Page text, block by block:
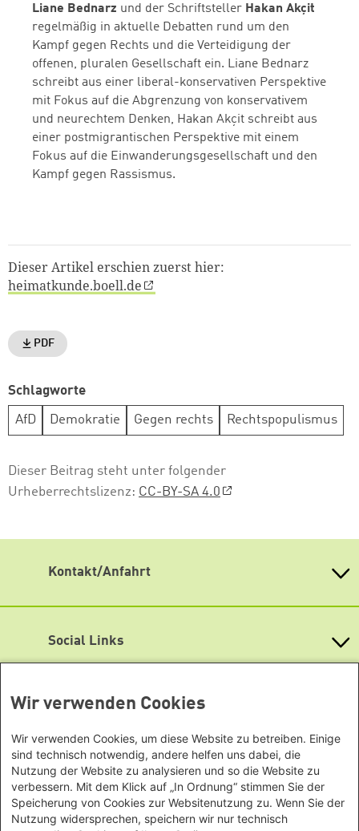
Liane Bednarz und der Schriftsteller Hakan Akçit
regelmäßig in aktuelle Debatten rund um den
Kampf gegen Rechts und die Verteidigung der
offenen, pluralen Gesellschaft ein. Liane Bednarz
schreibt aus einer liberal-konservativen Perspektive
mit Fokus auf die Abgrenzung von konservativem
und neurechtem Denken, Hakan Akçit schreibt aus
einer postmigrantischen Perspektive mit einem
Fokus auf die Einwanderungsgesellschaft und den
Kampf gegen Rassismus.
Dieser Artikel erschien zuerst hier:
heimatkunde.boell.de
PDF
Schlagworte
AfD Demokratie Gegen rechts Rechtspopulismus
Dieser Beitrag steht unter folgender
Urheberrechtslizenz: CC-BY-SA 4.0
Kontakt/Anfahrt
70182 Stuttgart
boell-bw.de
Newsletter abonnieren
Social Links
Facebook
Instagram
LinkedIn
Mastodon
Podigee
Heinrich-Böll-Stiftungen
Heinrich-Böll-Stiftung e.V.
Bundesstiftung
Heinrich-Böll-Stiftungen in den
Bundesländern
Baden-Württemberg
Internationale Büros
Asien
Büro Peking - China
Wir verwenden Cookies
Wir verwenden Cookies, um diese Website zu betreiben. Einige
sind technisch notwendig, andere helfen uns dabei, die
Nutzung der Website zu analysieren und so die Website zu
verbessern. Mit dem Klick auf „In Ordnung“ stimmen Sie der
Speicherung von Cookies zur Websitenutzung zu. Wenn Sie der
Nutzung widersprechen, speichern wir nur technisch